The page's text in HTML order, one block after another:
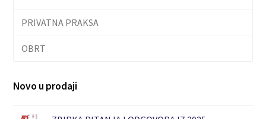
PRIVATNA PRAKSA
OBRT
Novo u prodaji